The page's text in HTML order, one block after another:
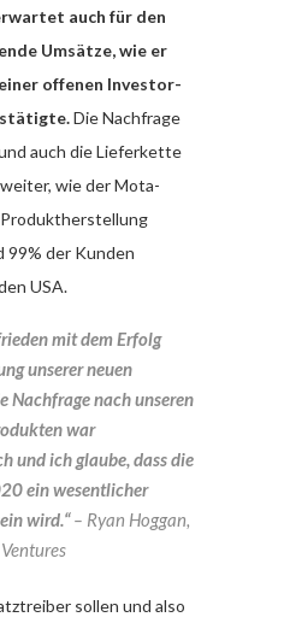
auch für den
Umsätze, wie er
offenen Investor-
Die Nachfrage
auch die Lieferkette
wie der Mota-
99% der Kunden
USA.
mit dem Erfolg
unserer neuen
Nachfrage nach unseren
war
und ich glaube, dass die
ein wesentlicher
wird.“– Ryan Hoggan,
sollen und also